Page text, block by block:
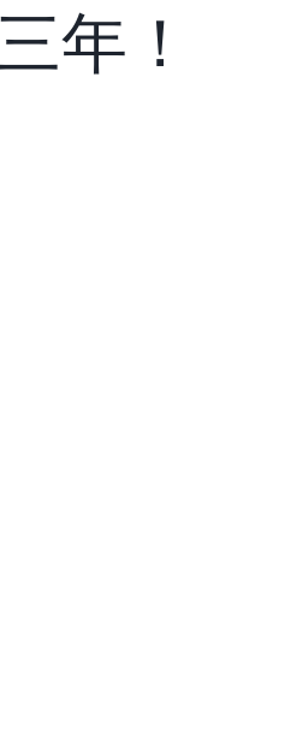
年！